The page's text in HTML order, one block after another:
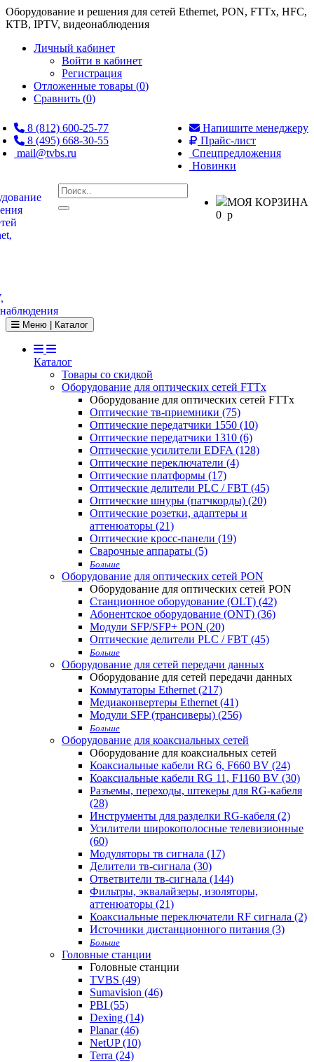
Оборудование и решения для сетей Ethernet, PON, FTTx, HFC,
КТВ, IPTV, видеонаблюдения
Личный кабинет
Войти в кабинет
Регистрация
Отложенные товары (0)
Сравнить (0)
8 (812) 600-25-77
8 (495) 668-30-55
mail@tvbs.ru
Напишите менеджеру
Прайс-лист
Спецпредложения
Новинки
МОЯ КОРЗИНА
0 p
Toggle navigation
Меню | Каталог
Каталог
Товары со скидкой
Оборудование для оптических сетей FTTx
Оборудование для оптических сетей FTTx
Оптические тв-приемники (75)
Оптические передатчики 1550 (10)
Оптические передатчики 1310 (6)
Оптические усилители EDFA (128)
Оптические переключатели (4)
Оптические платформы (17)
Оптические делители PLC / FBT (45)
Оптические шнуры (патчкорды) (20)
Оптические розетки, адаптеры и
аттенюаторы (21)
Оптические кросс-панели (19)
Сварочные аппараты (5)
Больше
Оборудование для оптических сетей PON
Оборудование для оптических сетей PON
Станционное оборудование (OLT) (42)
Абонентское оборудование (ONT) (36)
Модули SFP/SFP+ PON (20)
Оптические делители PLC / FBT (45)
Больше
Оборудование для сетей передачи данных
Оборудование для сетей передачи данных
Коммутаторы Ethernet (217)
Медиаконвертеры Ethernet (41)
Модули SFP (трансиверы) (256)
Больше
Оборудование для коаксиальных сетей
Оборудование для коаксиальных сетей
Коаксиальные кабели RG 6, F660 BV (24)
Коаксиальные кабели RG 11, F1160 BV (30)
Разъемы, переходы, штекеры для RG-кабеля
(28)
Инструменты для разделки RG-кабеля (2)
Усилители широкополосные телевизионные
(60)
Модуляторы тв сигнала (17)
Делители тв-сигнала (30)
Ответвители тв-сигнала (144)
Фильтры, эквалайзеры, изоляторы,
аттенюаторы (21)
Коаксиальные переключатели RF сигнала (2)
Источники дистанционного питания (3)
Больше
Головные станции
Головные станции
TVBS (49)
Sumavision (46)
PBI (55)
Dexing (14)
Planar (46)
NetUP (10)
Terra (24)